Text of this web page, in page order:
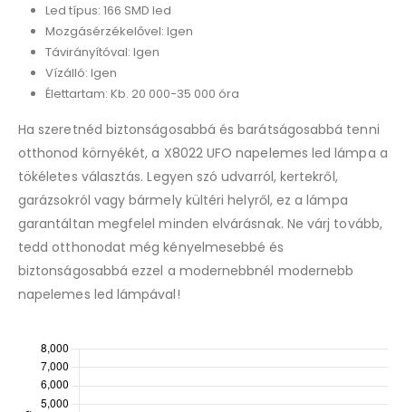
Led típus: 166 SMD led
Mozgásérzékelővel: Igen
Távirányítóval: Igen
Vízálló: Igen
Élettartam: Kb. 20 000-35 000 óra
Ha szeretnéd biztonságosabbá és barátságosabbá tenni
otthonod környékét, a X8022 UFO napelemes led lámpa a
tökéletes választás. Legyen szó udvarról, kertekről,
garázsokról vagy bármely kültéri helyről, ez a lámpa
garantáltan megfelel minden elvárásnak. Ne várj tovább,
tedd otthonodat még kényelmesebbé és
biztonságosabbá ezzel a modernebbnél modernebb
napelemes led lámpával!